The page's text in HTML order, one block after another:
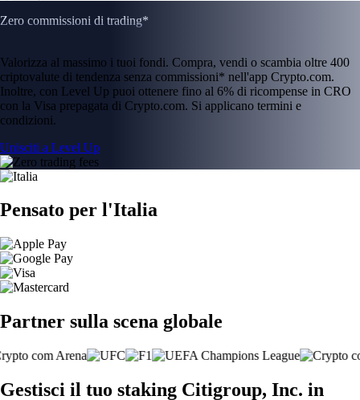
Zero commissioni di trading*
Valorizza al massimo i tuoi fondi. Compra, vendi o scambia oltre 400
criptovalute di tendenza senza commissioni* nell'app Crypto.com.
Inoltre, con Level Up puoi ottenere fino al 6% di ricompense in CRO
con la Visa prepagata di Crypto.com. Si applicano termini e
condizioni.
Unisciti a Level Up
Pensato per l'Italia
Partner sulla scena globale
Gestisci il tuo staking Citigroup, Inc. in